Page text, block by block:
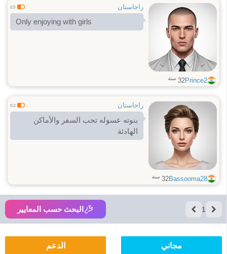
راجاستان 0.5
Only enjoying with girls
Prince2
32 سنة
راجاستان 0.3
بنوته عسوله تحب السفر والأماكن
الهادئة
Bassooma28
32 سنة
1 البحث حسب المعايير
مجاني الدعم